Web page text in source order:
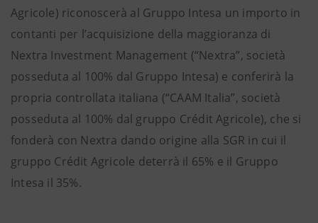
Agricole) riconoscerà al Gruppo Intesa un importo in
contanti per l’acquisizione della maggioranza di
Nextra Investment Management (“Nextra”, società
posseduta al 100% dal Gruppo Intesa) e conferirà la
propria controllata italiana (“CAAM Italia”, società
posseduta al 100% dal gruppo Crédit Agricole), che si
fonderà con Nextra dando origine alla SGR in cui il
gruppo Crédit Agricole deterrà il 65% e il Gruppo
Intesa il 35%.